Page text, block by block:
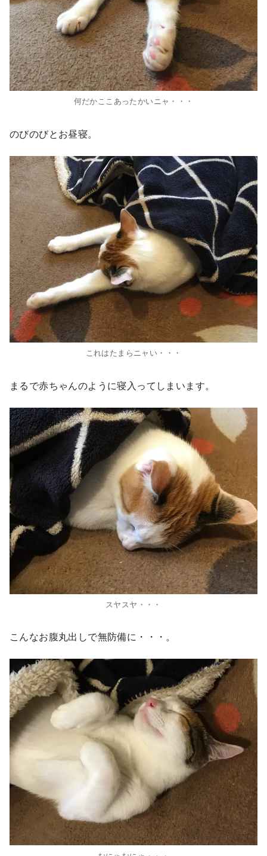
何だかここあったかいニャ・・・
のびのびとお昼寝。
これはたまらニャい・・・
まるで赤ちゃんのように寝入ってしまいます。
スヤスヤ・・・
こんなお腹丸出しで無防備に・・・。